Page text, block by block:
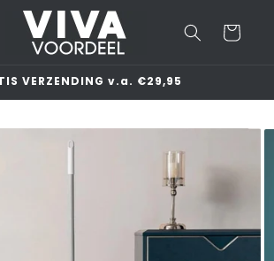
Winkelwagen
VERZENDING v.a. €29,95